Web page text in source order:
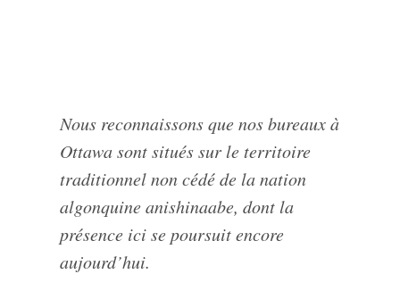
Nous reconnaissons que nos bureaux à
Ottawa sont situés sur le territoire
traditionnel non cédé de la nation
algonquine anishinaabe, dont la
présence ici se poursuit encore
aujourd’hui.